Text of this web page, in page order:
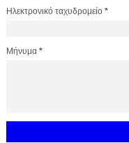
Ηλεκτρονικό ταχυδρομείο *
Μήνυμα *